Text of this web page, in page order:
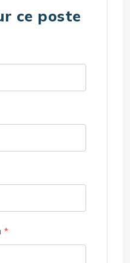
ce poste
*